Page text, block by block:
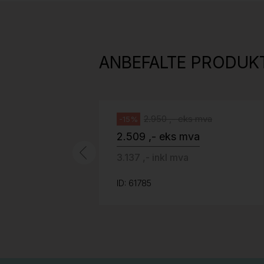
ANBEFALTE
grått fotkryss, Pent brukt
-15%
2.509 ,- eks mva
ID: 61785